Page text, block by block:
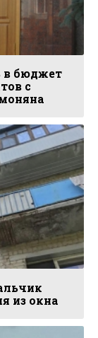
в бюджет
с
из окна